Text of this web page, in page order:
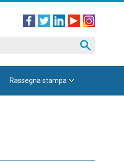
Rassegna stampa